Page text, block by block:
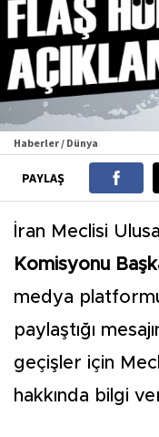
Haberler / Dünya
PAYLAŞ
İran Meclisi
Komisyonu
medya
paylaştığı
geçişler için
hakkında bilgi